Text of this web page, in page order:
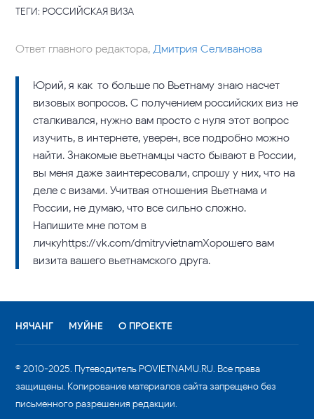
ТЕГИ: РОССИЙСКАЯ ВИЗА
Ответ главного редактора,Дмитрия Селиванова
Юрий, я как-то больше по Вьетнаму знаю насчет
визовых вопросов. С получением российских виз не
сталкивался, нужно вам просто с нуля этот вопрос
изучить, в интернете, уверен, все подробно можно
найти. Знакомые вьетнамцы часто бывают в России,
вы меня даже заинтересовали, спрошу у них, что на
деле с визами. Учитвая отношения Вьетнама и
России, не думаю, что все сильно сложно.
Напишите мне потом в
личкуhttps://vk.com/dmitryvietnamХорошего вам
визита вашего вьетнамского друга.
НЯЧАНГ МУЙНЕ О ПРОЕКТЕ
© 2010-2025. Путеводитель POVIETNAMU.RU. Все права
защищены. Копирование материалов сайта запрещено без
письменного разрешения редакции.